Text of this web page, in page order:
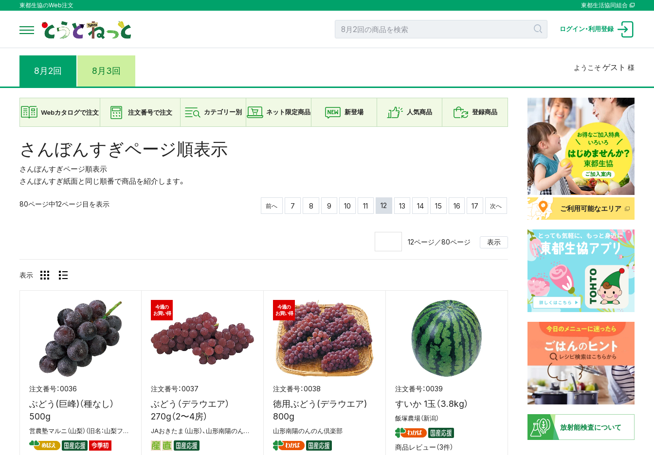
東都生協のWeb注文 東都生活協同組合
ログイン・利用登録
8月2回 8月3回 ようこそ ゲスト 様
Webカタログで注文 注文番号で注文 カテゴリー別 ネット限定商品 新登場 人気商品 登録商品
さんぼんすぎページ順表示
さんぼんすぎページ順表示
さんぼんすぎ紙面と同じ順番で商品を紹介します。
80ページ中12ページ目を表示 前へ 7 8 9 10 11 12 13 14 15 16 17 次へ
12ページ／80ページ 表示
表示
0036
ぶどう(巨峰)（種なし）
500g
営農塾マルニ（山梨）（旧名：山梨フルーツラインぶどう部会）
0037
ぶどう（デラウエア）
270g（2〜4房）
JAおきたま（山形）、山形南陽のんのん倶楽部
今週の
お買い得
0038
徳用ぶどう(デラウエア)
800g
山形南陽のんのん倶楽部
今週の
お買い得
0039
すいか 1玉（3.8kg）
飯塚農場（新潟）
商品レビュー（3件）
ご利用可能なエリア
放射能検査について